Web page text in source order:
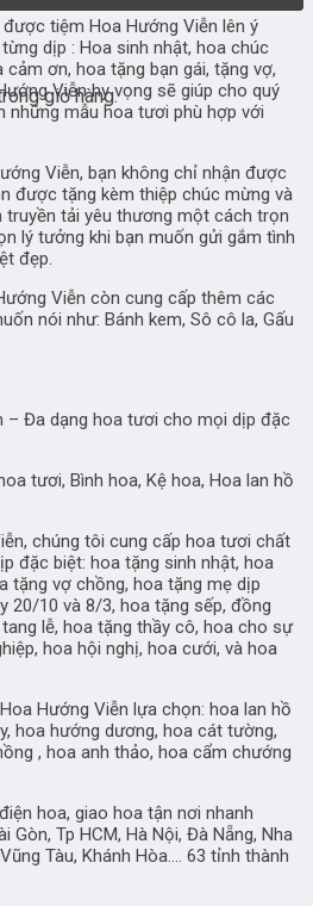
giỏ hàng.
tiệm Hoa Hướng Viễn lên ý
dịp : Hoa sinh nhật, hoa chúc
ơn, hoa tặng bạn gái, tặng vợ,
Viễn hy vọng sẽ giúp cho quý
những mẫu hoa tươi phù hợp với
Viễn, bạn không chỉ nhận được
được tặng kèm thiệp chúc mừng và
truyền tải yêu thương một cách trọn
lý tưởng khi bạn muốn gửi gắm tình
đẹp.
Viễn còn cung cấp thêm các
nói như: Bánh kem, Sô cô la, Gấu
– Đa dạng hoa tươi cho mọi dịp đặc
tươi, Bình hoa, Kệ hoa, Hoa lan hồ
chúng tôi cung cấp hoa tươi chất
đặc biệt: hoa tặng sinh nhật, hoa
tặng vợ chồng, hoa tặng mẹ dịp
20/10 và 8/3, hoa tặng sếp, đồng
lễ, hoa tặng thầy cô, hoa cho sự
hoa hội nghị, hoa cưới, và hoa
Hướng Viễn lựa chọn: hoa lan hồ
hoa hướng dương, hoa cát tường,
, hoa anh thảo, hoa cẩm chướng
hoa, giao hoa tận nơi nhanh
Gòn, Tp HCM, Hà Nội, Đà Nẵng, Nha
Tàu, Khánh Hòa…. 63 tỉnh thành